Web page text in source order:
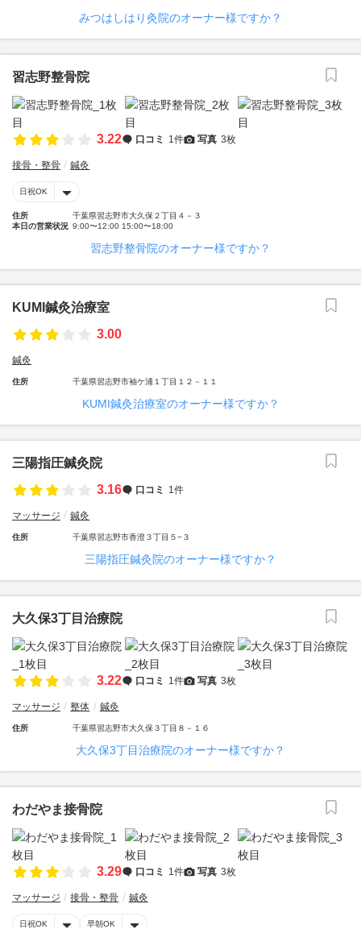
みつはしはり灸院のオーナー様ですか？
習志野整骨院
3.22 口コミ 1件 写真 3枚
接骨・整骨 鍼灸
日祝OK
住所
千葉県習志野市大久保２丁目４－３
本日の営業状況 9:00〜12:00 15:00〜18:00
習志野整骨院のオーナー様ですか？
KUMI鍼灸治療室
3.00
鍼灸
住所 千葉県習志野市袖ケ浦１丁目１２－１１
KUMI鍼灸治療室のオーナー様ですか？
三陽指圧鍼灸院
3.16
口コミ 1件
マッサージ 鍼灸
住所 千葉県習志野市香澄３丁目５−３
三陽指圧鍼灸院のオーナー様ですか？
大久保3丁目治療院
3.22 口コミ 1件 写真 3枚
マッサージ 整体 鍼灸
住所 千葉県習志野市大久保３丁目８－１６
大久保3丁目治療院のオーナー様ですか？
わだやま接骨院
3.29 口コミ 1件 写真 3枚
マッサージ 接骨・整骨 鍼灸
日祝OK 早朝OK